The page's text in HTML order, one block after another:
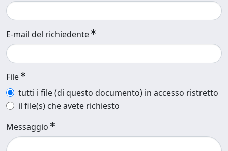
E-mail del richiedente
File
tutti i file (di questo documento) in accesso ristretto
il file(s) che avete richiesto
Messaggio